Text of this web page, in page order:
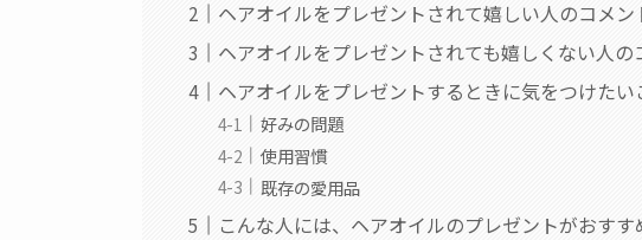
ヘアオイルをプレゼントされて嬉しい人のコメン
ヘアオイルをプレゼントされても嬉しくない人の
ヘアオイルをプレゼントするときに気をつけたい
好みの問題
使用習慣
既存の愛用品
こんな人には、ヘアオイルのプレゼントがおすす